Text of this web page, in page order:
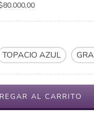
TOPACIO AZUL